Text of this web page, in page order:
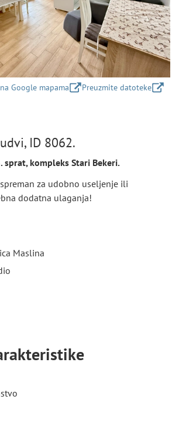
Google mapama Preuzmite datoteke
ID 8062.
sprat, kompleks Stari Bekeri.
za udobno useljenje ili
dodatna ulaganja!
Maslina